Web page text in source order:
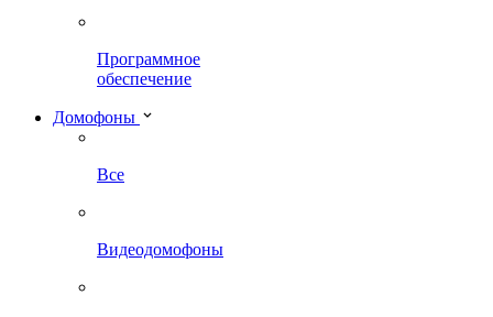
Программное
обеспечение
Домофоны
Все
Видеодомофоны